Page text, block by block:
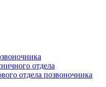
отдела
отдела позвоночника